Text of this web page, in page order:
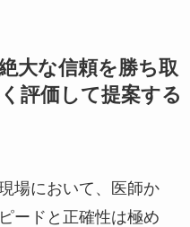
大な信頼を勝ち取
評価して提案する
場において、医師か
ードと正確性は極め